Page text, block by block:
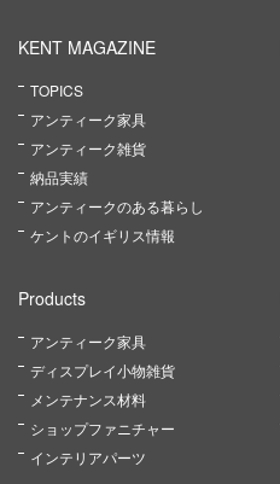
KENT MAGAZINE
TOPICS
アンティーク家具
アンティーク雑貨
納品実績
アンティークのある暮らし
ケントのイギリス情報
Products
アンティーク家具
ディスプレイ小物雑貨
メンテナンス材料
ショップファニチャー
インテリアパーツ